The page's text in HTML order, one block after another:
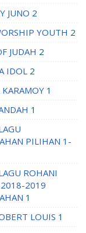
JUNO 2
YOUTH 2
JUDAH 2
IDOL 2
KARAMOY 1
1
PILIHAN 1-
ROHANI
2018-2019
1
LOUIS 1